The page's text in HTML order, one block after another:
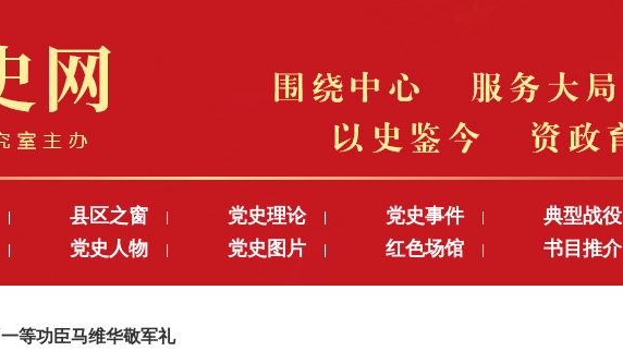
县区之窗 党史理论 党史事件 典型战役
党史人物 党史图片 红色场馆 书目推介
等功臣马维华敬军礼